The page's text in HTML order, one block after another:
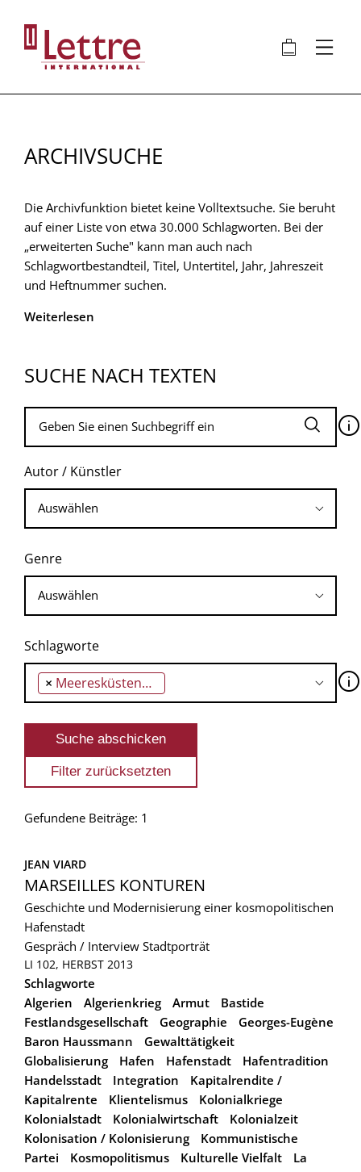
Inhalt
🛍 ⋮
ARCHIVSUCHE
Die Archivfunktion bietet keine Volltextsuche. Sie beruht
auf einer Liste von etwa 30.000 Schlagworten. Bei der
„erweiterten Suche" kann man auch nach
Schlagwortbestandteil, Titel, Untertitel, Jahr, Jahreszeit
und Heftnummer suchen.
Weiterlesen
SUCHE NACH TEXTEN
🛈
Autor / Künstler
Genre
Schlagworte
× Meeresküstenwirtschaft 🛈
Gefundene Beiträge: 1
JEAN VIARD
MARSEILLES KONTUREN
Geschichte und Modernisierung einer kosmopolitischen
Hafenstadt
Gespräch / Interview Stadtporträt
LI 102, HERBST 2013
Schlagworte
Algerien
Algerienkrieg Armut
Bastide
Festlandsgesellschaft
Geographie
Georges-Eugène
Baron Haussmann
Gewalttätigkeit
Globalisierung
Hafen Hafenstadt
Hafentradition
Handelsstadt
Integration
Kapitalrendite /
Kapitalrente
Klientelismus
Kolonialkriege
Kolonialstadt
Kolonialwirtschaft
Kolonialzeit
Kolonisation / Kolonisierung
Kommunistische
Partei
Kosmopolitismus Kulturelle Vielfalt
La